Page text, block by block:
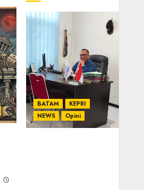
BATAM
KEPRI
NEWS
Opini